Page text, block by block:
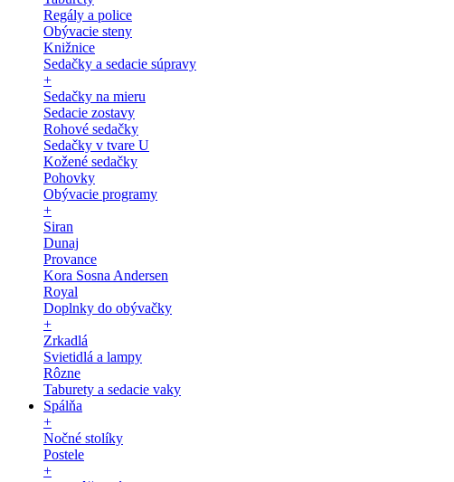
Regály a police
Obývacie steny
Knižnice
Sedačky a sedacie súpravy
+
Sedačky na mieru
Sedacie zostavy
Rohové sedačky
Sedačky v tvare U
Kožené sedačky
Pohovky
Obývacie programy
+
Siran
Dunaj
Provance
Kora Sosna Andersen
Royal
Doplnky do obývačky
+
Zrkadlá
Svietidlá a lampy
Rôzne
Taburety a sedacie vaky
Spálňa
+
Nočné stolíky
Postele
+